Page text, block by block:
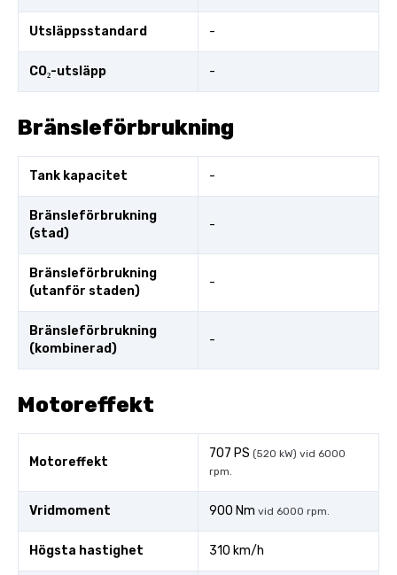
Utsläppsstandard -
CO₂-utsläpp -
Bränsleförbrukning
Tank kapacitet -
Bränsleförbrukning
(stad)
-
Bränsleförbrukning
(utanför staden)
-
Bränsleförbrukning
(kombinerad)
-
Motoreffekt
Motoreffekt
707 PS (520 kW) vid 6000
rpm.
Vridmoment 900 Nm vid 6000 rpm.
Högsta hastighet 310 km/h